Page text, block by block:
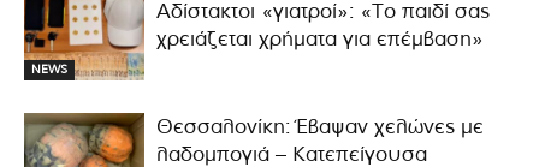
NEWS
Αδίστακτοι «γιατροί»: «Το παιδί σας
χρειάζεται χρήματα για επέμβαση»
Θεσσαλονίκη: Έβαψαν χελώνες με
λαδομπογιά – Κατεπείγουσα